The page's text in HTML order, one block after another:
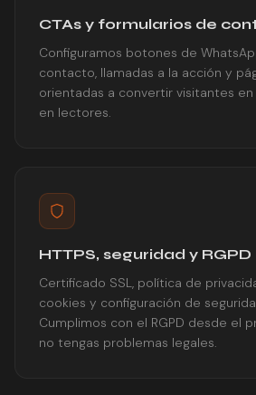
CTAs y formularios de
Configuramos botones de
contacto, llamadas a la acción y
orientadas a convertir visitantes
en lectores.
HTTPS, seguridad y RGPD
Certificado SSL, política de
cookies y configuración de
Cumplimos con el RGPD desde el
no tengas problemas legales.